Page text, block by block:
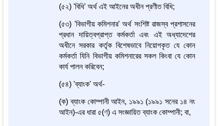
(৫২) 'বিধি' অর্থ এই আইনের অধীন প্রণীত বিধি;
(৫৩) 'বিভাগীয় কমিশনার' অর্থ সংশিষ্ট রাজস্ব প্রশাসনের
প্রধান দায়িত্বপ্রাপ্ত কর্মকর্তা এবং এই অধ্যাদেশের
অধীনে সরকার কর্তৃক বিশেষভাবে নিয়োগকৃত যে কোন
কর্মকর্তা যিনি বিভাগীয় কমিশনারের সকল কিংবা যে কোন
কার্য পালন করিবেন;
(৫৪) 'ব্যাংক' অর্থ-
(ক) ব্যাংক কোম্পানী আইন, ১৯৯১ (১৯৯১ সনের ১৪ নং
আইন)-এর ধারা ৫(ণ) এ সংজ্ঞায়িত ব্যাংক কোম্পানী; বা,